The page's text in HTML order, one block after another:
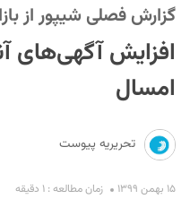
گزارش فصلی شیپور از
افزایش آگهی‌های
امسال
تحریریه پیوست
۱۵ بهمن ۱۳۹۹ زمان مطالعه : ۱ دقیقه